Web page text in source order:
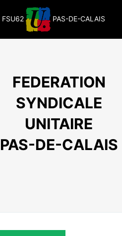
FSU62 PAS-DE-CALAIS
FEDERATION
SYNDICALE
UNITAIRE
PAS-DE-CALAIS